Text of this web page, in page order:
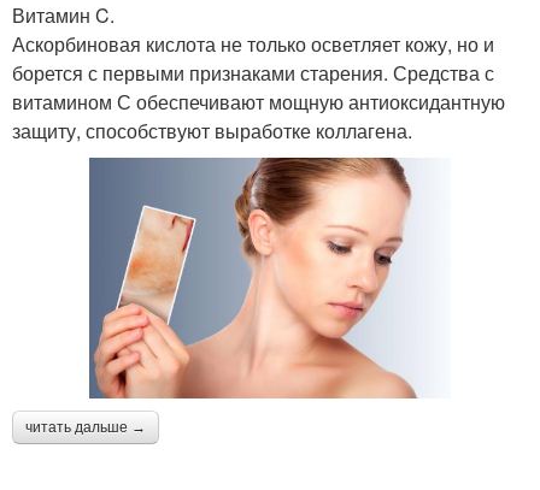
Витамин C.
Аскорбиновая кислота не только осветляет кожу, но и
борется с первыми признаками старения. Средства с
витамином С обеспечивают мощную антиоксидантную
защиту, способствуют выработке коллагена.
читать дальше →